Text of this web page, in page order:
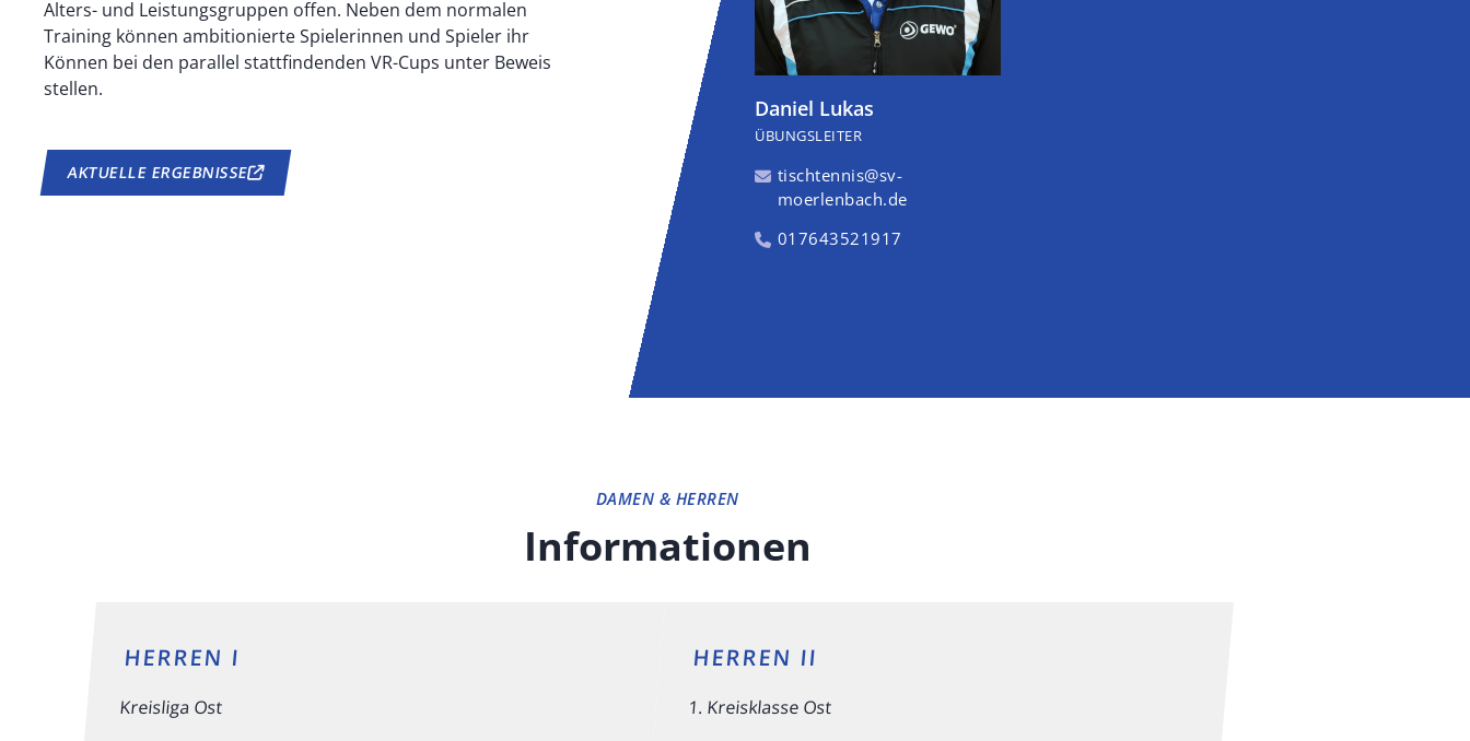
Alters- und Leistungsgruppen offen. Neben dem normalen
Training können ambitionierte Spielerinnen und Spieler ihr
Können bei den parallel stattfindenden VR-Cups unter Beweis
stellen.
AKTUELLE ERGEBNISSE
Daniel Lukas
ÜBUNGSLEITER
tischtennis@sv-
moerlenbach.de
017643521917
DAMEN & HERREN
Informationen
HERREN I
Kreisliga Ost
HERREN II
1. Kreisklasse Ost